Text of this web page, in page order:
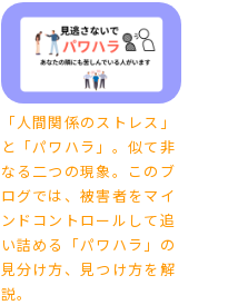
「人間関係のストレス」
と「パワハラ」。似て非
なる二つの現象。このブ
ログでは、被害者をマイ
ンドコントロールして追
い詰める「パワハラ」の
見分け方、見つけ方を解
説。